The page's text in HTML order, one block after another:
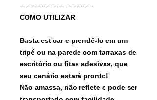
------------------------------
COMO UTILIZAR
Basta esticar e prendê-lo em um
tripé ou na parede com tarraxas de
escritório ou fitas adesivas, que
seu cenário estará pronto!
Não amassa, não reflete e pode ser